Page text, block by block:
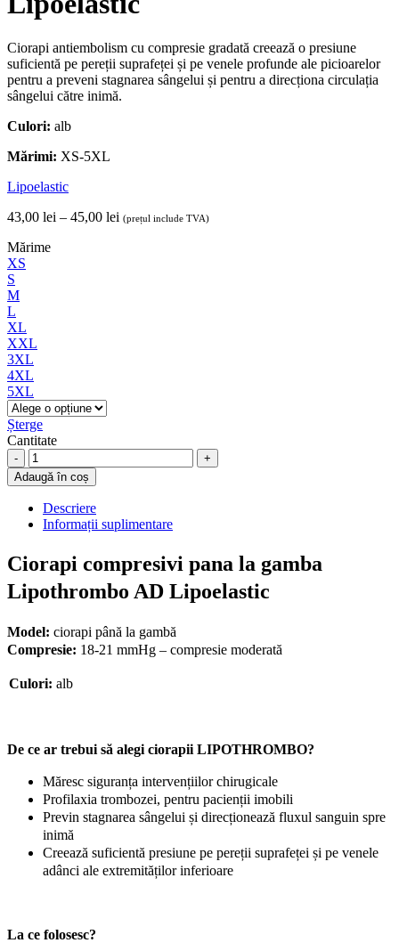
Ciorapi antiembolism cu compresie gradată creează o presiune
suficientă pe pereții suprafeței și pe venele profunde ale picioarelor
pentru a preveni stagnarea sângelui și pentru a direcționa circulația
sângelui către inimă.
Culori: alb
Mărimi: XS-5XL
Lipoelastic
43,00 lei – 45,00 lei Interval
(prețul include TVA)
Mărime
XS
S
M
L
XL
XXL
3XL
4XL
5XL
Șterge
Cantitate
Ciorapi
compresivi
pana
la
gamba
Lipothrombo
AD
Lipoelastic
quantity
Adaugă în coș
Descriere
Informații suplimentare
Ciorapi compresivi pana la gamba
Lipothrombo AD Lipoelastic
Model: ciorapi până la gambă
Compresie: 18-21 mmHg – compresie moderată
Culori: alb
De ce ar trebui să alegi ciorapii LIPOTHROMBO?
Măresc siguranța intervențiilor chirugicale
Profilaxia trombozei, pentru pacienții imobili
Previn stagnarea sângelui și direcționează fluxul sanguin spre
inimă
Creează suficientă presiune pe pereții suprafeței și pe venele
adânci ale extremităților inferioare
La ce folosesc?